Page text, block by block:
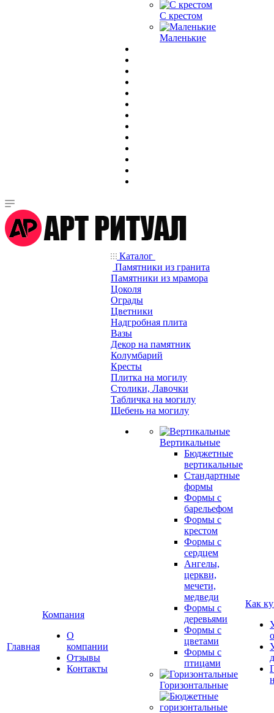
С крестом
Маленькие
Главная
Компания
О
компании
Отзывы
Контакты
Каталог
Памятники из гранита
Памятники из мрамора
Цоколя
Ограды
Цветники
Надгробная плита
Вазы
Декор на памятник
Колумбарий
Кресты
Плитка на могилу
Столики, Лавочки
Табличка на могилу
Щебень на могилу
Вертикальные
Бюджетные
вертикальные
Стандартные
формы
Формы с
барельефом
Формы с
крестом
Формы с
сердцем
Ангелы,
церкви,
мечети,
медведи
Формы с
деревьями
Формы с
цветами
Формы с
птицами
Горизонтальные
Как